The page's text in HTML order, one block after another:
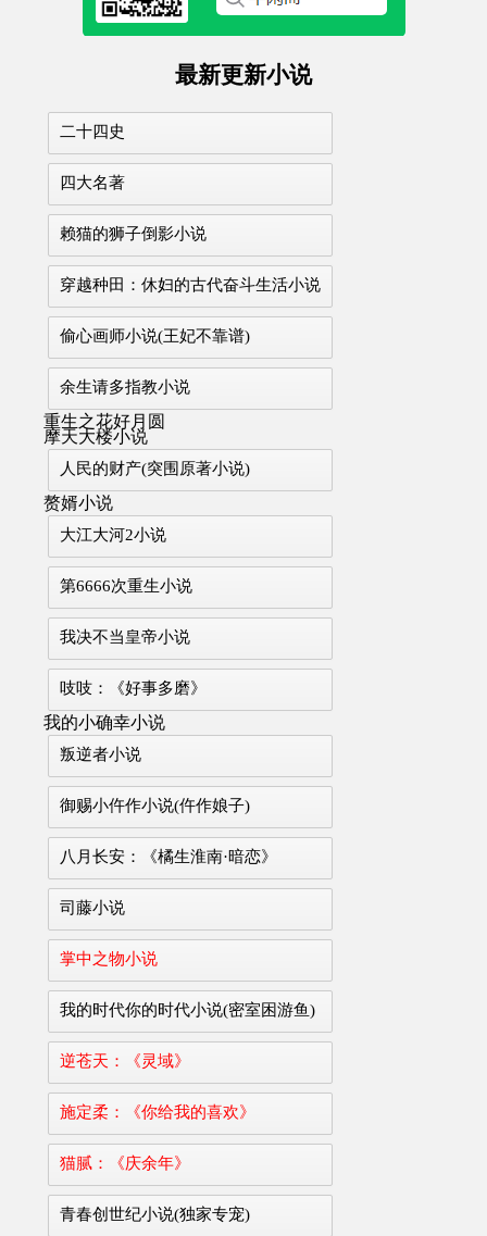
最新更新小说
二十四史
四大名著
赖猫的狮子倒影小说
穿越种田：休妇的古代奋斗生活小说
偷心画师小说(王妃不靠谱)
余生请多指教小说
重生之花好月圆
摩天大楼小说
人民的财产(突围原著小说)
赘婿小说
大江大河2小说
第6666次重生小说
我决不当皇帝小说
吱吱：《好事多磨》
我的小确幸小说
叛逆者小说
御赐小仵作小说(仵作娘子)
八月长安：《橘生淮南·暗恋》
司藤小说
掌中之物小说
我的时代你的时代小说(密室困游鱼)
逆苍天：《灵域》
施定柔：《你给我的喜欢》
猫腻：《庆余年》
青春创世纪小说(独家专宠)